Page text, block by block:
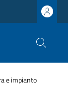
e impianto